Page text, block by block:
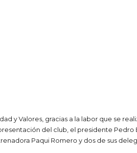
y Valores, gracias a la labor que se
del club, el presidente Pedro
Paqui Romero y dos de sus